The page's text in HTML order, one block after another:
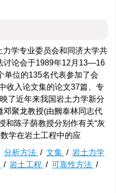
力学专业委员会和同济大学共
讨论会于1989年12月13—16
单位的135名代表参加了会
收入论文集的论文37篇、专
了近年来我国岩土力学新分
聚龙教授(由阙泰林同志代
和陈子荫教授分别作有关“灰
学在岩土工程中的应
分析方法 / 文集 / 岩土力学
/ 岩土工程 / 可靠性方法 /